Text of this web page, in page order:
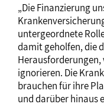
„Die Finanzierung
untergeordnete
damit geholfen, die
Herausforderungen,
ignorieren. Die
brauchen für ihre
und darüber hinaus